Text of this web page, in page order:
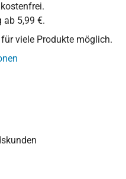
ab 5,99 €.
viele Produkte möglich.